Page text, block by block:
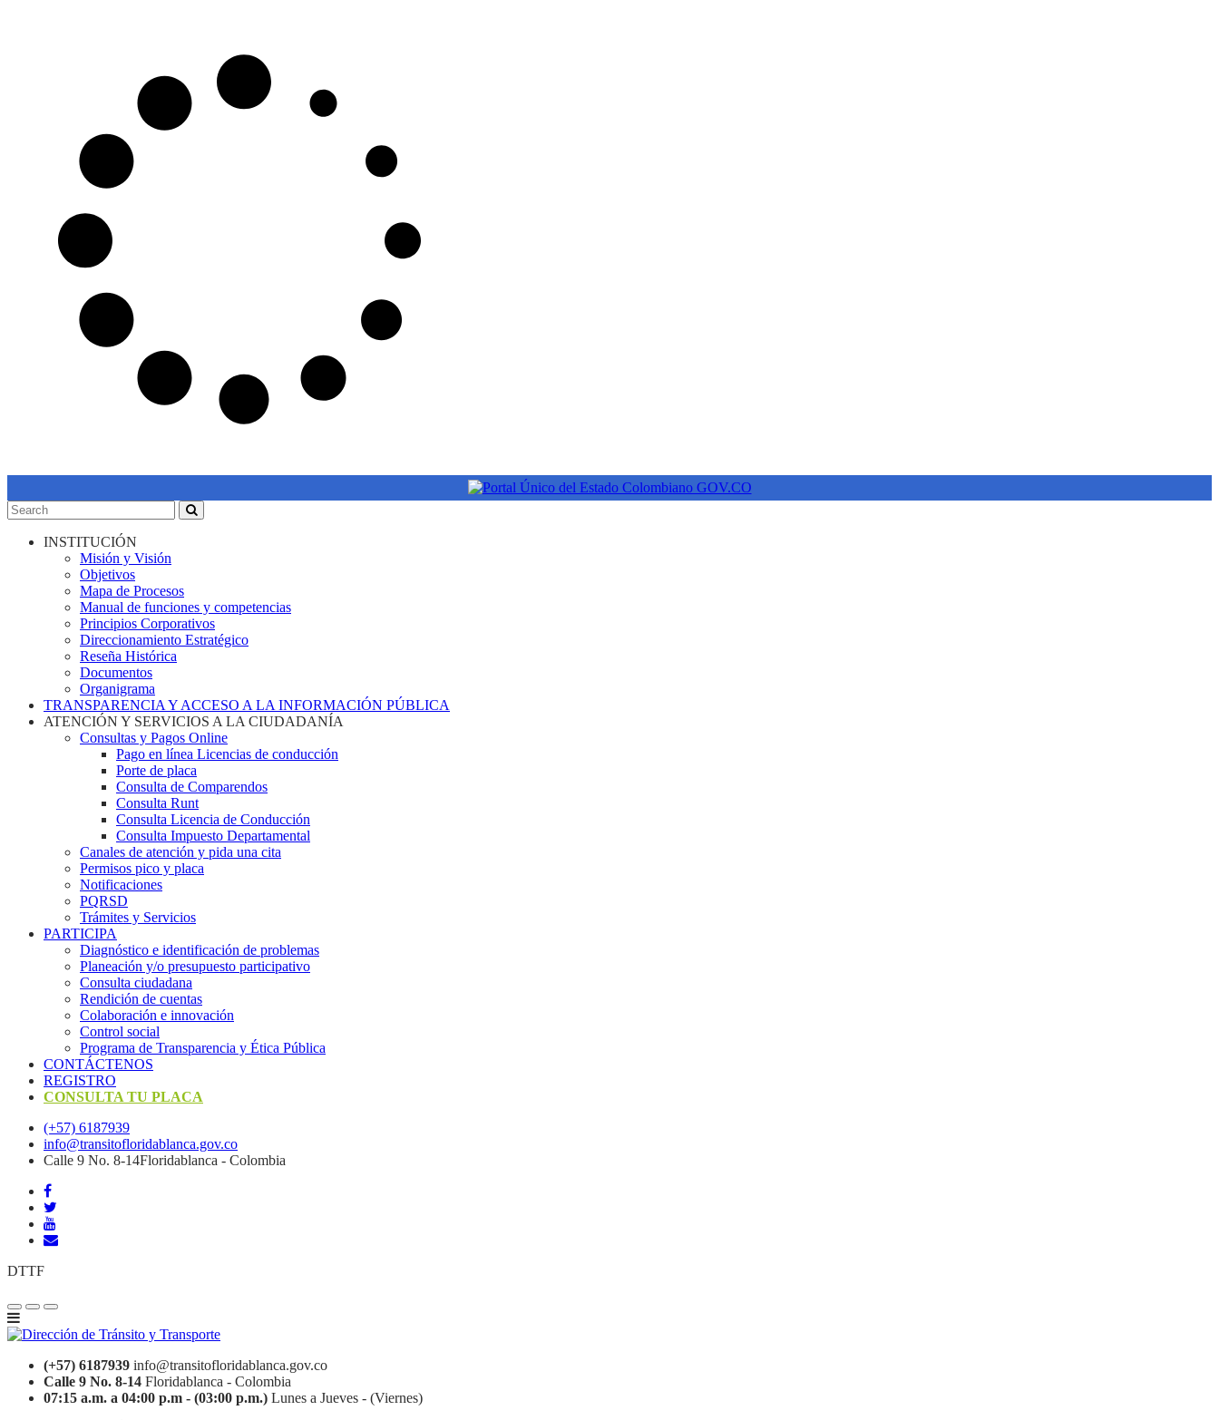
INSTITUCIÓN
Misión y Visión
Objetivos
Mapa de Procesos
Manual de funciones y competencias
Principios Corporativos
Direccionamiento Estratégico
Reseña Histórica
Documentos
Organigrama
TRANSPARENCIA Y ACCESO A LA INFORMACIÓN PÚBLICA
ATENCIÓN Y SERVICIOS A LA CIUDADANÍA
Consultas y Pagos Online
Pago en línea Licencias de conducción
Porte de placa
Consulta de Comparendos
Consulta Runt
Consulta Licencia de Conducción
Consulta Impuesto Departamental
Canales de atención y pida una cita
Permisos pico y placa
Notificaciones
PQRSD
Trámites y Servicios
PARTICIPA
Diagnóstico e identificación de problemas
Planeación y/o presupuesto participativo​
Consulta ciudadana
Rendición de cuentas
Colaboración e innovación
Control social
Programa de Transparencia y Ética Pública
CONTÁCTENOS
REGISTRO
CONSULTA TU PLACA
(+57) 6187939
info@transitofloridablanca.gov.co
Calle 9 No. 8-14Floridablanca - Colombia
DTTF
(+57) 6187939 info@transitofloridablanca.gov.co
Calle 9 No. 8-14 Floridablanca - Colombia
07:15 a.m. a 04:00 p.m - (03:00 p.m.) Lunes a Jueves - (Viernes)